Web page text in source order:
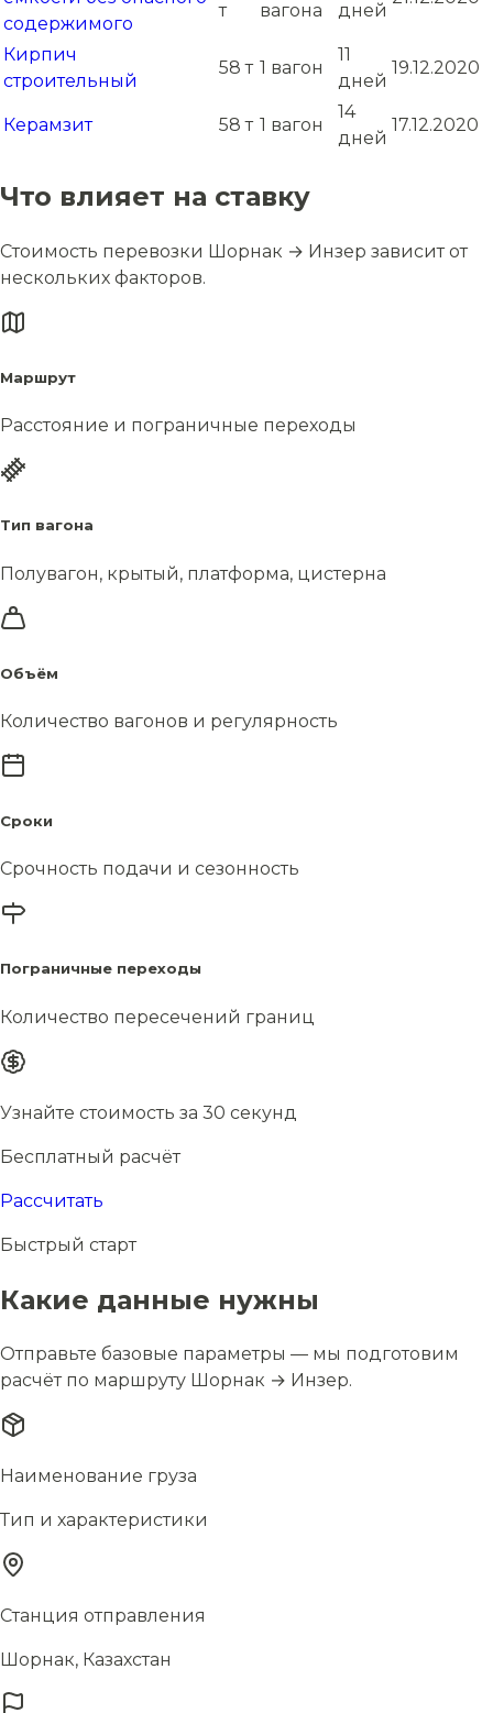
содержимого
т
вагона
дней
Кирпич
строительный
58 т 1 вагон
11
дней
19.12.2020
Керамзит 58 т 1 вагон
14
дней
17.12.2020
Что влияет на ставку
Стоимость перевозки Шорнак → Инзер зависит от
нескольких факторов.
Маршрут
Расстояние и пограничные переходы
Тип вагона
Полувагон, крытый, платформа, цистерна
Объём
Количество вагонов и регулярность
Сроки
Срочность подачи и сезонность
Пограничные переходы
Количество пересечений границ
Узнайте стоимость за 30 секунд
Бесплатный расчёт
Рассчитать
Быстрый старт
Какие данные нужны
Отправьте базовые параметры — мы подготовим
расчёт по маршруту Шорнак → Инзер.
Наименование груза
Тип и характеристики
Станция отправления
Шорнак, Казахстан